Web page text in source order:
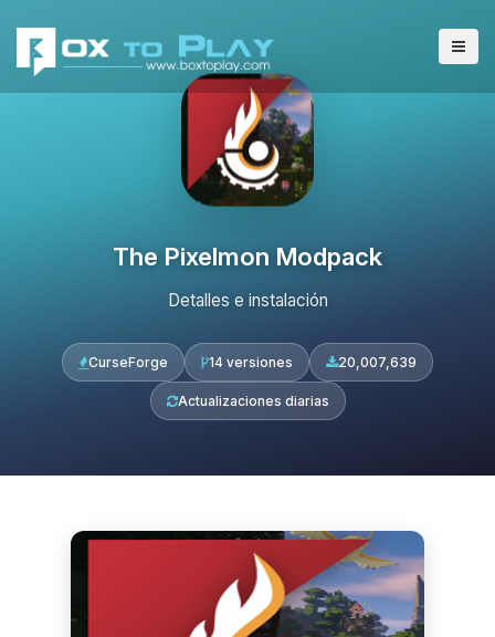
The Pixelmon Modpack
Detalles e instalación
CurseForge 14 versiones 20,007,639
Actualizaciones diarias